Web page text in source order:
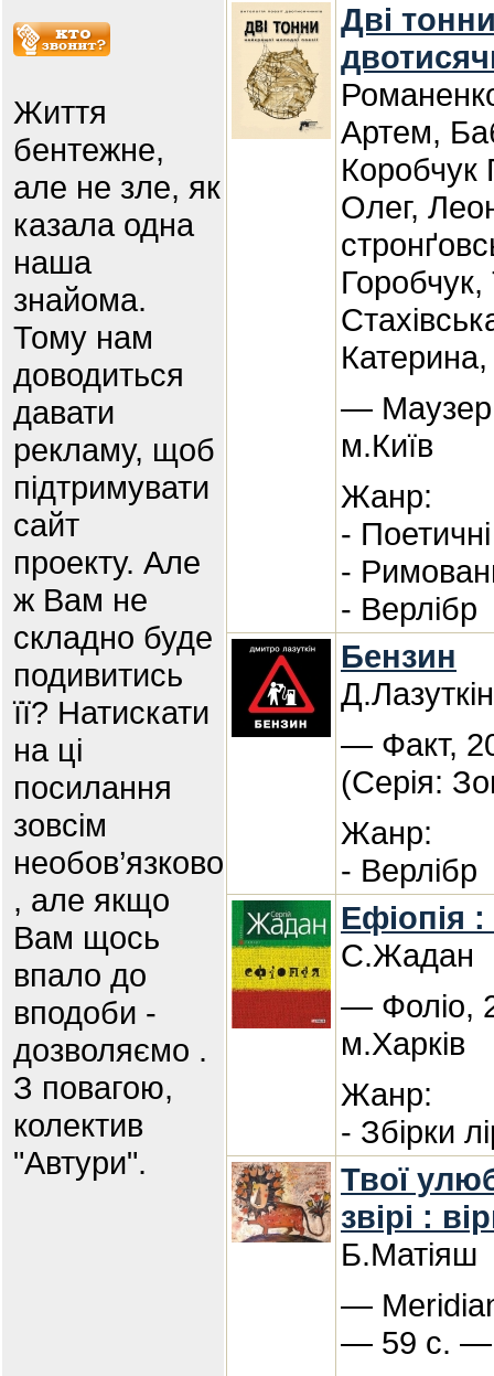
Життя
бентежне,
але не зле, як
казала одна
наша
знайома.
Тому нам
доводиться
давати
рекламу, щоб
підтримувати
сайт
проекту. Але
ж Вам не
складно буде
подивитись
її? Натискати
на ці
посилання
зовсім
необов’язково
, але якщо
Вам щось
впало до
вподоби -
дозволяємо .
З повагою,
колектив
"Автури".
Дві
Артем,
Коробчук
Олег,
—
м.Київ
Жанр:
- Поетичні
-
- Верлібр
Бензин
Д.Лазуткін
— Факт,
(Серія:
Жанр:
- Верлібр
Ефіопія :
С.Жадан
— Фоліо,
м.Харків
Жанр:
- Збірки
Твої
звірі :
Б.Матіяш
—
— 59 с. —